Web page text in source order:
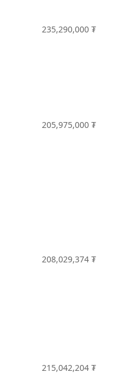
235,290,000 ₮
205,975,000 ₮
208,029,374 ₮
215,042,204 ₮